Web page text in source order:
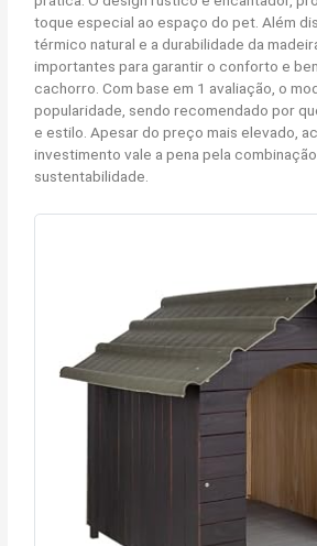
toque especial ao espaço do pet. Além
térmico natural e a durabilidade da
importantes para garantir o conforto e
cachorro. Com base em 1 avaliação, o
popularidade, sendo recomendado por
e estilo. Apesar do preço mais elevado,
investimento vale a pena pela
sustentabilidade.